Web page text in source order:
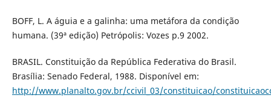
BOFF, L. A águia e a galinha: uma metáfora da condição
humana. (39ª edição) Petrópolis: Vozes p.9 2002.
BRASIL. Constituição da República Federativa do Brasil.
Brasília: Senado Federal, 1988. Disponível em:
http://www.planalto.gov.br/ccivil_03/constituicao/